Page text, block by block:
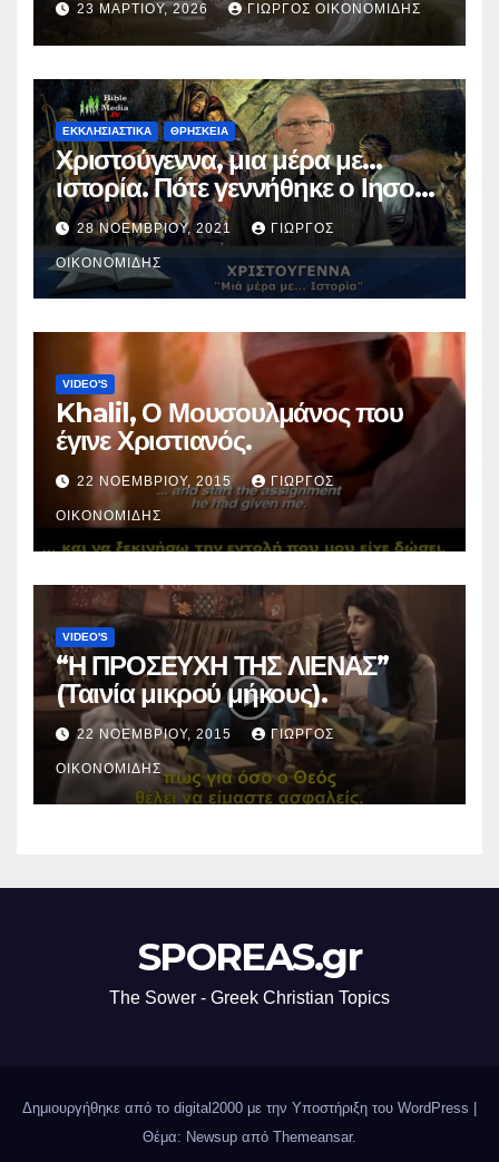
23 ΜΑΡΤΊΟΥ, 2026 ΓΙΏΡΓΟΣ ΟΙΚΟΝΟΜΊΔΗΣ
ΕΚΚΛΗΣΙΑΣΤΙΚΑ ΘΡΗΣΚΕΙΑ
Χριστούγεννα, μια μέρα με…
ιστορία. Πότε γεννήθηκε ο Ιησούς
Χριστός; (Βίντεο).
28 ΝΟΕΜΒΡΊΟΥ, 2021 ΓΙΏΡΓΟΣ
ΟΙΚΟΝΟΜΊΔΗΣ
VIDEO'S
Khalil, Ο Μουσουλμάνος που
έγινε Χριστιανός.
22 ΝΟΕΜΒΡΊΟΥ, 2015 ΓΙΏΡΓΟΣ
ΟΙΚΟΝΟΜΊΔΗΣ
VIDEO'S
“Η ΠΡΟΣΕΥΧΗ ΤΗΣ ΛΙΕΝΑΣ”
(Ταινία μικρού μήκους).
22 ΝΟΕΜΒΡΊΟΥ, 2015 ΓΙΏΡΓΟΣ
ΟΙΚΟΝΟΜΊΔΗΣ
SPOREAS.gr
The Sower - Greek Christian Topics
Δημιουργήθηκε από το digital2000 με την Υποστήριξη του WordPress
Θέμα: Newsup από Themeansar.